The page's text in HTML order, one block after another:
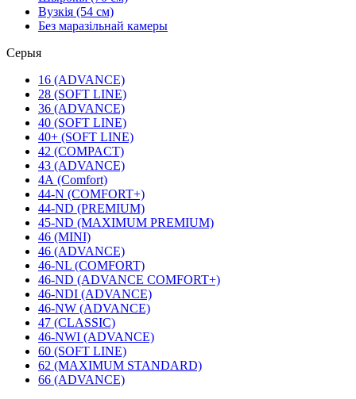
Вузкія (54 см)
Без маразільнай камеры
Серыя
16 (ADVANCE)
28 (SOFT LINE)
36 (ADVANCE)
40 (SOFT LINE)
40+ (SOFT LINE)
42 (COMPACT)
43 (ADVANCE)
4А (Comfort)
44-N (COMFORT+)
44-ND (PREMIUM)
45-ND (MAXIMUM PREMIUM)
46 (MINI)
46 (ADVANCE)
46-NL (COMFORT)
46-ND (ADVANCE COMFORT+)
46-NDI (ADVANCE)
46-NW (ADVANCE)
47 (CLASSIC)
46-NWI (ADVANCE)
60 (SOFT LINE)
62 (MAXIMUM STANDARD)
66 (ADVANCE)